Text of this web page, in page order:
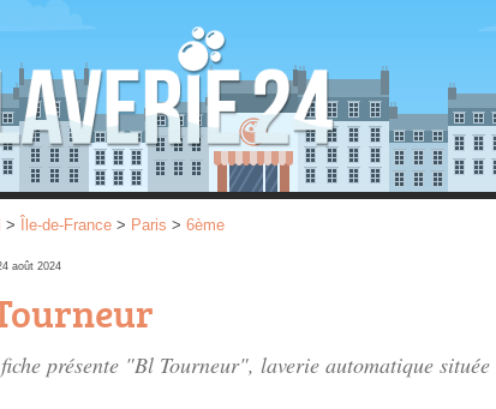
> Île-de-France > Paris > 6ème
août 2024
présente "Bl Tourneur", laverie automatique située